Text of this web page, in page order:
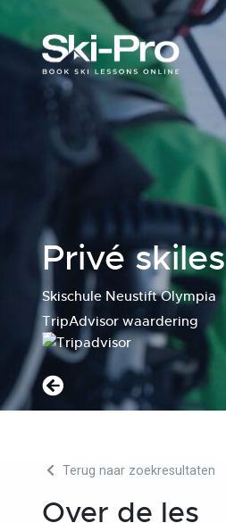
Privé skiles
Skischule Neustift Olympia
TripAdvisor waardering
Terug naar zoekresultaten
Over de les